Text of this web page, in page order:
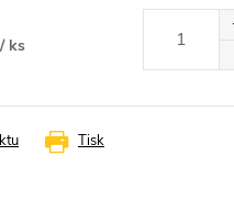
/ ks
Tisk